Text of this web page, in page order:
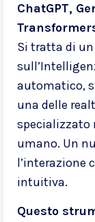
ChatGPT,
Si tratta di
automatico,
una delle
specializzato
umano. Un
l’interazione
intuitiva.
Questo